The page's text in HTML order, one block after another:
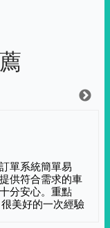
單系統簡單易
供符合需求的車
分安心。重點
美好的一次經驗